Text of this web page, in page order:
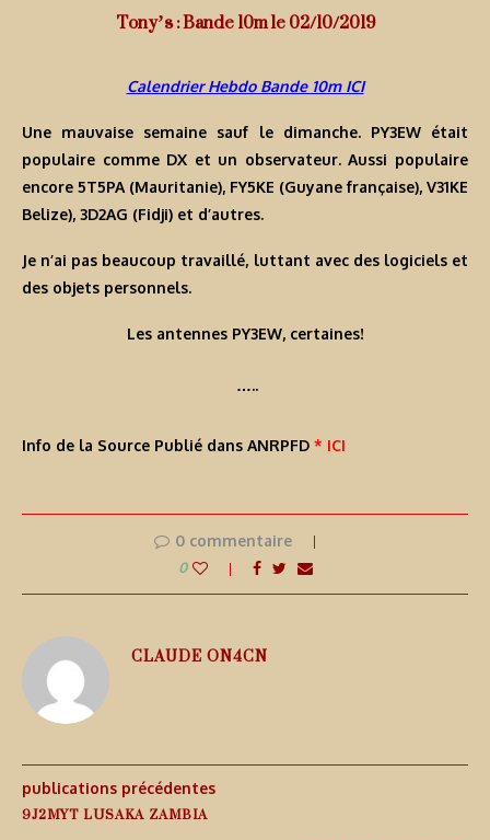
Tony’s : Bande 10m le 02/10/2019
Calendrier Hebdo Bande 10m ICI
Une mauvaise semaine sauf le dimanche.
PY3EW était
populaire comme DX et un observateur. Aussi populaire
encore 5T5PA (Mauritanie), FY5KE (Guyane française), V31KE
Belize), 3D2AG (Fidji) et d’autres.
Je n’ai pas beaucoup travaillé, luttant avec des logiciels et
des objets personnels.
Les antennes PY3EW, certaines!
…..
Info de la Source Publié dans ANRPFD * ICI
0 commentaire
0
CLAUDE ON4CN
publications précédentes
9J2MYT LUSAKA ZAMBIA